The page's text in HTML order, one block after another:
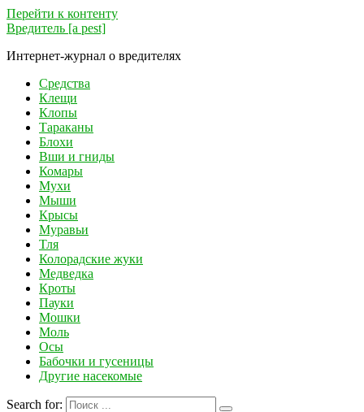
Перейти к контенту
Вредитель [a pest]
Интернет-журнал о вредителях
Средства
Клещи
Клопы
Тараканы
Блохи
Вши и гниды
Комары
Мухи
Мыши
Крысы
Муравьи
Тля
Колорадские жуки
Медведка
Кроты
Пауки
Мошки
Моль
Осы
Бабочки и гусеницы
Другие насекомые
Search for: